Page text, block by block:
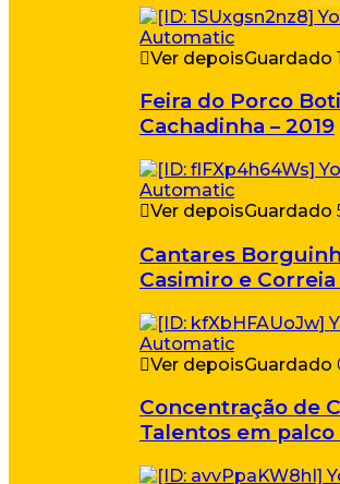
Ver depoisGuardado
Feira do Porco
Cachadinha – 2019
Ver depoisGuardado
Cantares
Casimiro e Correia
Ver depoisGuardado
Concentração de
Talentos em palco